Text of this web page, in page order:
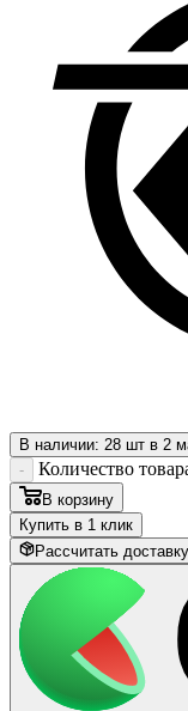
В наличии: 28 шт в 2
-
Количество
В корзину
Купить в 1 клик
Рассчитать доставку